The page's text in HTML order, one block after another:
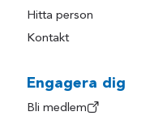
Hitta person
Kontakt
Engagera dig
Bli medlem